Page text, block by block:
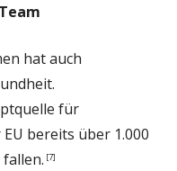
hat auch
für
bereits über 1.000
[7]